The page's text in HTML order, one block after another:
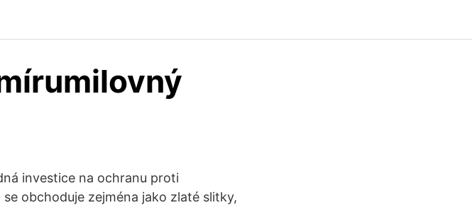
investice na ochranu proti
obchoduje zejména jako zlaté slitky,